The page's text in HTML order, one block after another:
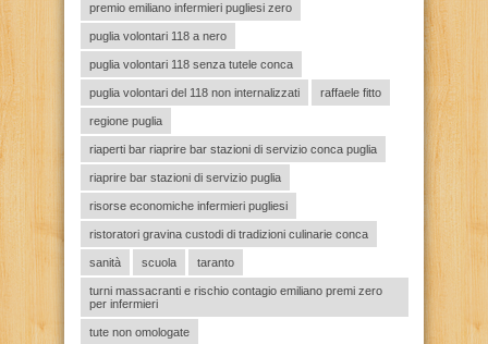
premio emiliano infermieri pugliesi zero
puglia volontari 118 a nero
puglia volontari 118 senza tutele conca
puglia volontari del 118 non internalizzati raffaele fitto
regione puglia
riaperti bar riaprire bar stazioni di servizio conca puglia
riaprire bar stazioni di servizio puglia
risorse economiche infermieri pugliesi
ristoratori gravina custodi di tradizioni culinarie conca
sanità scuola taranto
turni massacranti e rischio contagio emiliano premi zero
per infermieri
tute non omologate